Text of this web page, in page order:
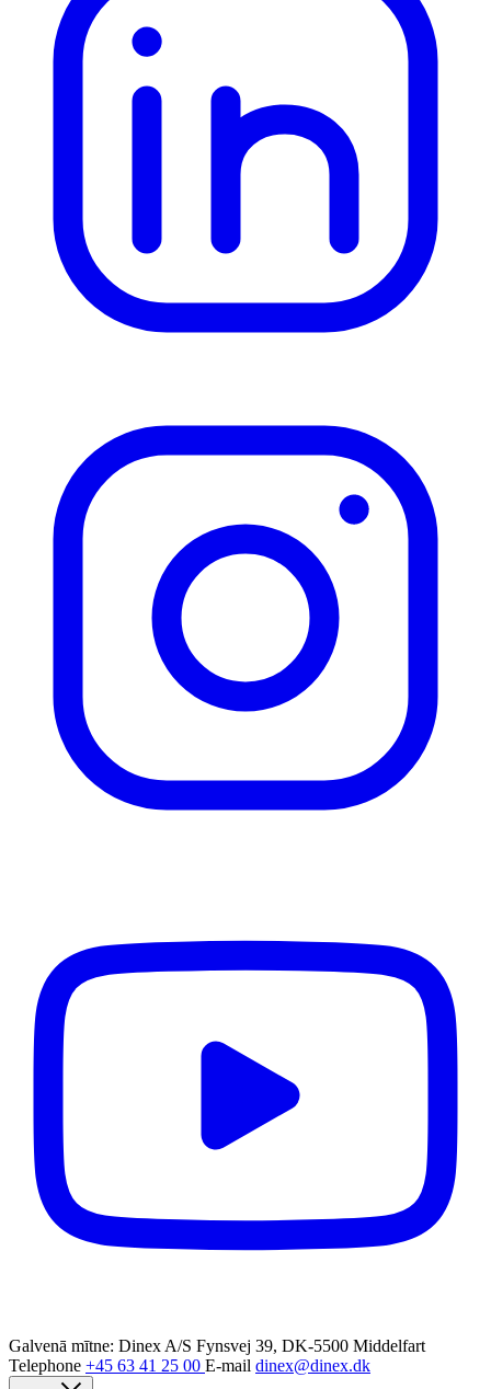
Galvenā mītne: Dinex A/S Fynsvej 39, DK-5500 Middelfart
Telephone +45 63 41 25 00 E-mail dinex@dinex.dk